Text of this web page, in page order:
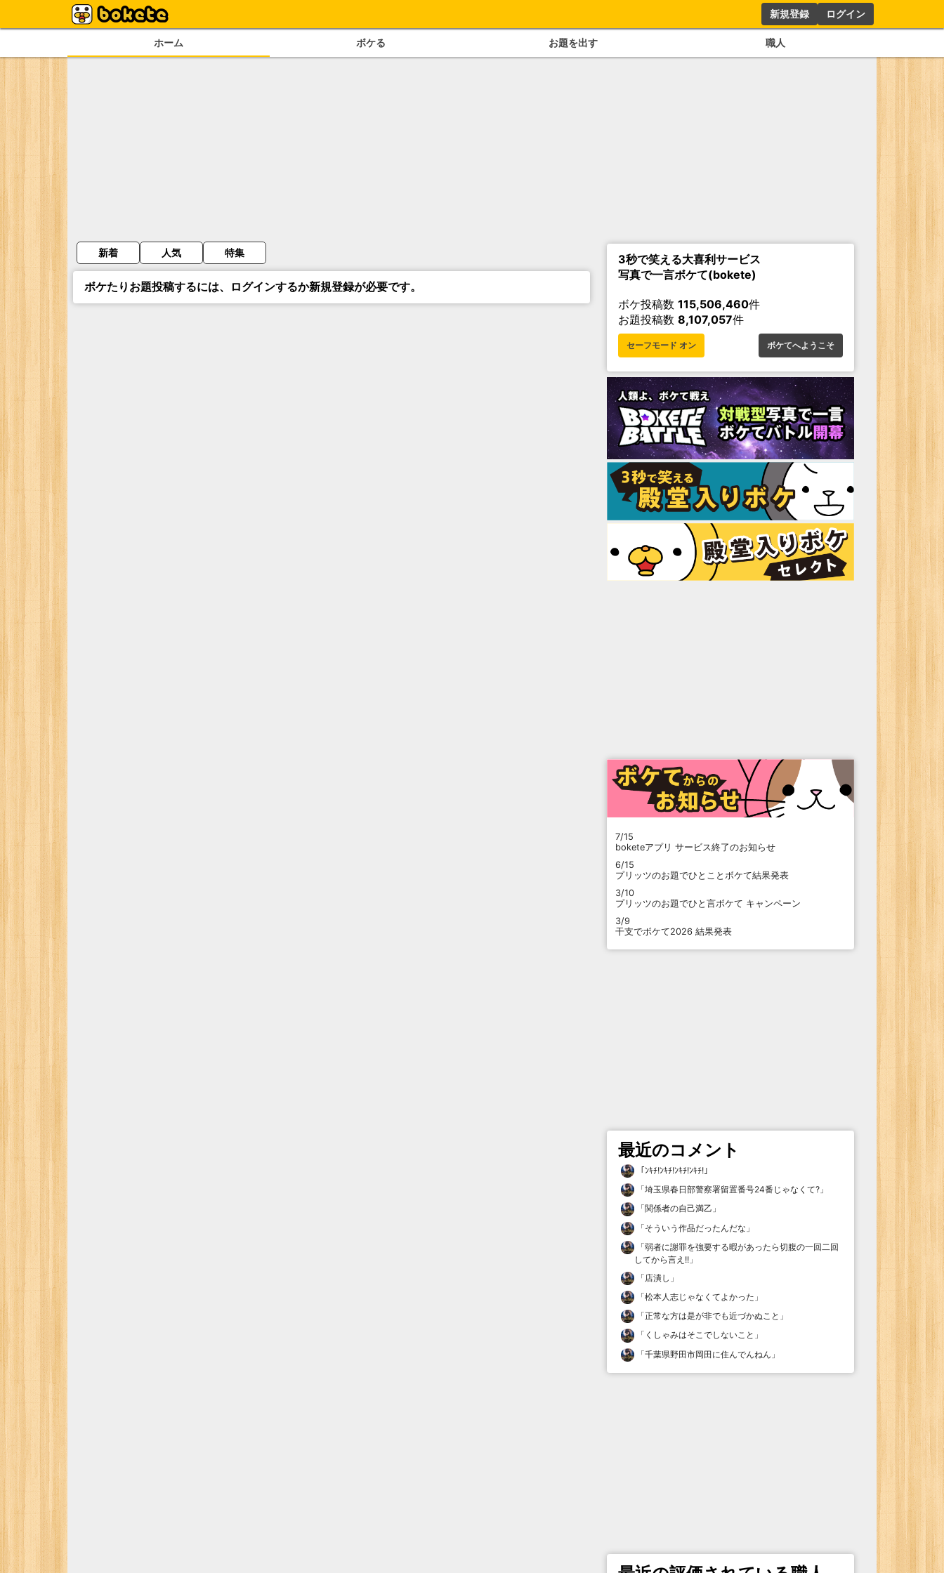
新規登録 ログイン
ホーム ボケる お題を出す 職人
新着 人気 特集
ボケたりお題投稿するには、ログインするか新規登録が必要です。
3秒で笑える大喜利サービス
写真で一言ボケて(bokete)
ボケ投稿数 115,506,460件
お題投稿数 8,107,057件
セーフモード オン ボケてへようこそ
7/15
boketeアプリ サービス終了のお知らせ
6/15
プリッツのお題でひとことボケて結果発表
3/10
プリッツのお題でひと言ボケて キャンペーン
3/9
干支でボケて2026 結果発表
最近のコメント
「ﾝｷﾁ!ﾝｷﾁ!ﾝｷﾁ!ﾝｷﾁ! 」
「埼玉県春日部警察署留置番号24番じゃなくて? 」
「関係者の自己満乙 」
「そういう作品だったんだな 」
「弱者に謝罪を強要する暇があったら切腹の一回二回
してから言え!! 」
「 店潰し 」
「松本人志じゃなくてよかった 」
「正常な方は是が非でも近づかぬこと 」
「 くしゃみはそこでしないこと 」
「千葉県野田市岡田に住んでんねん 」